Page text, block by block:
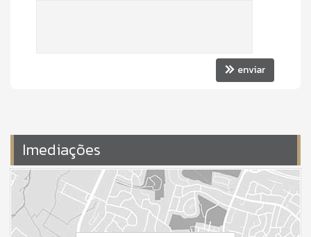
enviar
Imediações